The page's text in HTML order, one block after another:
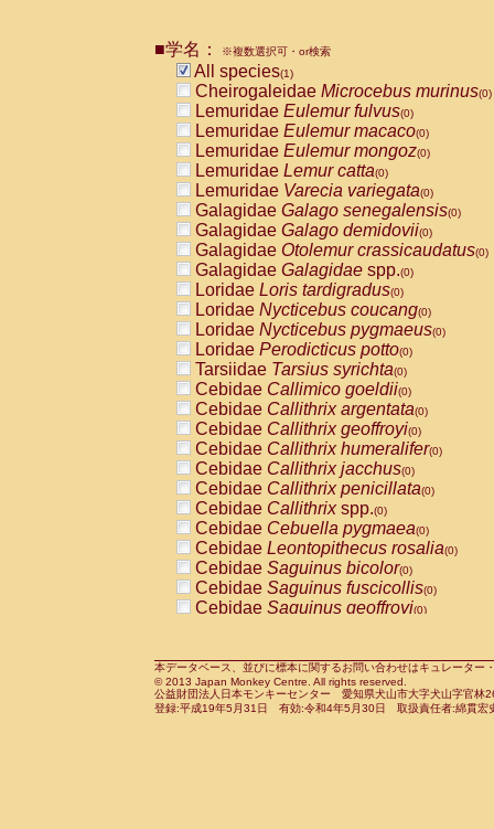
CebidaeCebus nigrivittatus
CebidaeCebus
CebidaeSaimiri boliviensis(0)
CebidaeSaimiri sciureus(0)
AtelidaeAlouatta caraya(0)
AtelidaeAlouatta fusca(0)
AtelidaeAlouatta seniculus
AtelidaeAlouattaspp.(0)
AtelidaeAteles belzebuth(0)
AtelidaeAteles geoffroyi(0)
AtelidaeAteles paniscus(0)
AtelidaeAtelesspp.(0)
Atelidae Lagothrix lagothricha
AtelidaeLagothrix lagothricha cana
PitheciidaeCacajao calvus
PitheciidaeCallicebus cupreus
PitheciidaeCallicebus donacophilus
PitheciidaeCallicebus moloch
PitheciidaeCallicebus torquatus
PitheciidaeCallicebusspp.(0)
PitheciidaeChiropotes satanas(0)
PitheciidaePithecia monachus
PitheciidaePithecia pithecia(0)
CercopithecidaeCercocebus agilis
CercopithecidaeCercocebus
CercopithecidaeCercocebus
CercopithecidaeCercocebus
CercopithecidaeCercocebus
CercopithecidaeCercocebushybrid
CercopithecidaePapio anubis(0)
CercopithecidaePapio cynocephalus
CercopithecidaePapio hamadryas(0)
■学名： ※複数選択可・or検索
All species(1)
Cheirogaleidae Microcebus murinus(0)
Lemuridae Eulemur fulvus(0)
Lemuridae Eulemur macaco(0)
Lemuridae Eulemur mongoz(0)
Lemuridae Lemur catta(0)
Lemuridae Varecia variegata(0)
Galagidae Galago senegalensis(0)
Galagidae Galago demidovii(0)
Galagidae Otolemur crassicaudatus(0)
Galagidae Galagidae spp.(0)
Loridae Loris tardigradus(0)
Loridae Nycticebus coucang(0)
Loridae Nycticebus pygmaeus(0)
Loridae Perodicticus potto(0)
Tarsiidae Tarsius syrichta(0)
Cebidae Callimico goeldii(0)
Cebidae Callithrix argentata(0)
Cebidae Callithrix geoffroyi(0)
Cebidae Callithrix humeralifer(0)
Cebidae Callithrix jacchus(0)
Cebidae Callithrix penicillata(0)
Cebidae Callithrixspp.(0)
Cebidae Cebuella pygmaea(0)
Cebidae Leontopithecus rosalia(0)
Cebidae Saguinus bicolor(0)
Cebidae Saguinus fuscicollis(0)
Cebidae Saguinus geoffroyi(0)
CebidaeSaguinus leucopus(0)
CebidaeSaguinus midas(0)
Cebidae Saguinus mystax(0)
本データベース、並びに標本に関するお問い合わせはキュレータ
© 2013 Japan Monkey Centre. All rights reserved.
公益財団法人日本モンキーセンター 愛知県犬山市大字犬山字官
登録:平成19年5月31日 有効:令和4年5月30日 取扱責任者:綿貫宏